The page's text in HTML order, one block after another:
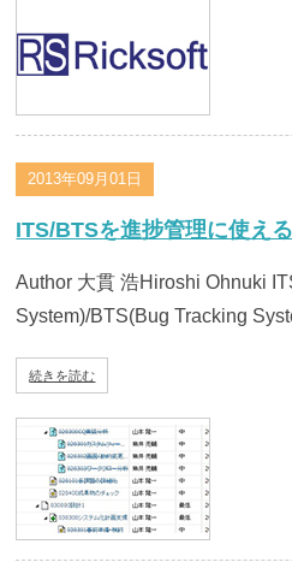
2013年09月01日
ITS/BTSを進捗管理に使え
Author 大貫 浩Hiroshi Ohnuki
System)/BTS(Bug Tracking
続きを読む